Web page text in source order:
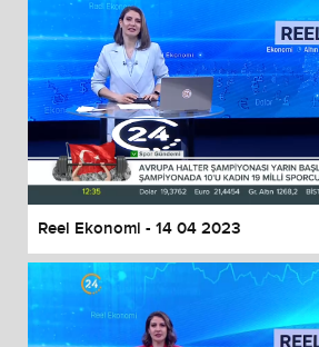
Reel Ekonomi - 14 04 2023